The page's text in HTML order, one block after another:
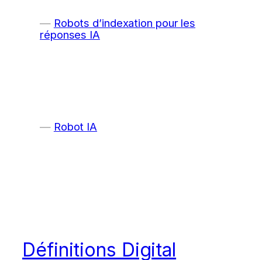
Robots d’indexation pour les
réponses IA
Robot IA
Définitions Digital